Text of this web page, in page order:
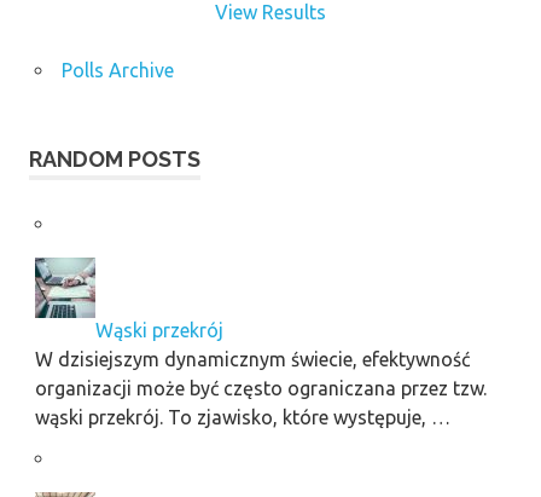
View Results
Polls Archive
RANDOM POSTS
Wąski przekrój
W dzisiejszym dynamicznym świecie, efektywność
organizacji może być często ograniczana przez tzw.
wąski przekrój. To zjawisko, które występuje, …